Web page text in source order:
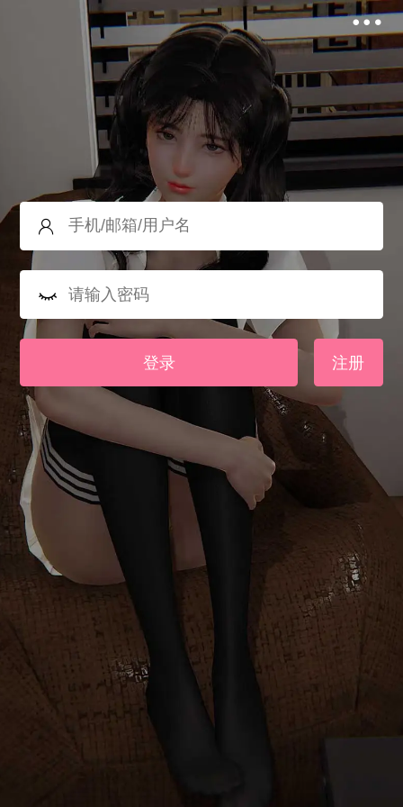
登录 注册